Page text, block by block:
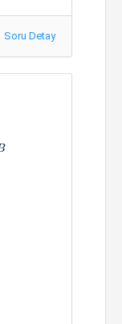
Soru Detay